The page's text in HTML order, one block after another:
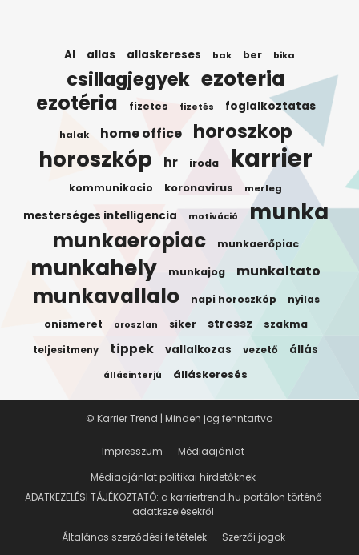
AI allas allaskereses bak ber bika
csillagjegyek ezoteria
ezotéria fizetes fizetés foglalkoztatas
halak home office horoszkop
horoszkóp hr iroda karrier
kommunikacio koronavirus merleg
mesterséges intelligencia motiváció munka
munkaeropiac munkaerőpiac
munkahely munkajog munkaltato
munkavallalo napi horoszkóp nyilas
onismeret oroszlan siker stressz szakma
teljesitmeny tippek vallalkozas vezető állás
állásinterjú álláskeresés
Impresszum
Médiaajánlat
Médiaajánlat politikai hirdetőknek
ADATKEZELÉSI TÁJÉKOZTATÓ: a karriertrend.hu portálon történő
adatkezelésekről
Általános szerződési feltételek
Szerzői jogok
© Karrier Trend | Minden jog fenntartva